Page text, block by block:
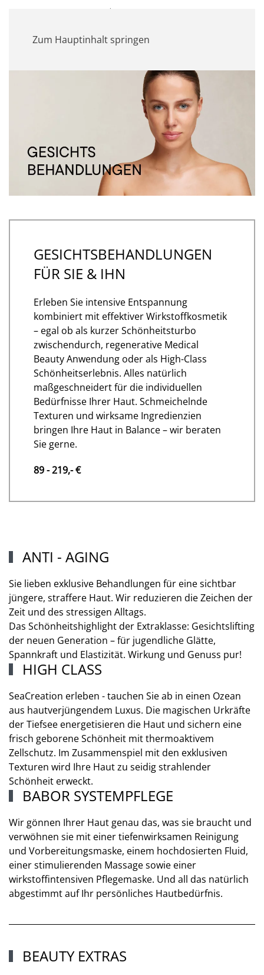
Zum Hauptinhalt springen
GESICHTSBEHANDLUNGEN
FÜR SIE & IHN
Erleben Sie intensive Entspannung
kombiniert mit effektiver Wirkstoffkosmetik
– egal ob als kurzer Schönheitsturbo
zwischendurch, regenerative Medical
Beauty Anwendung oder als High-Class
Schönheitserlebnis. Alles natürlich
maßgeschneidert für die individuellen
Bedürfnisse Ihrer Haut. Schmeichelnde
Texturen und wirksame Ingredienzien
bringen Ihre Haut in Balance – wir beraten
Sie gerne.
89 - 219,- €
ANTI - AGING
Sie lieben exklusive Behandlungen für eine sichtbar
jüngere, straffere Haut. Wir reduzieren die Zeichen der
Zeit und des stressigen Alltags.
Das Schönheitshighlight der Extraklasse: Gesichtslifting
der neuen Generation – für jugendliche Glätte,
Spannkraft und Elastizität. Wirkung und Genuss pur!
HIGH CLASS
SeaCreation erleben - tauchen Sie ab in einen Ozean
aus hautverjüngendem Luxus. Die magischen Urkräfte
der Tiefsee energetisieren die Haut und sichern eine
frisch geborene Schönheit mit thermoaktivem
Zellschutz. Im Zusammenspiel mit den exklusiven
Texturen wird Ihre Haut zu seidig strahlender
Schönheit erweckt.
BABOR SYSTEMPFLEGE
Wir gönnen Ihrer Haut genau das, was sie braucht und
verwöhnen sie mit einer tiefenwirksamen Reinigung
und Vorbereitungsmaske, einem hochdosierten Fluid,
einer stimulierenden Massage sowie einer
wirkstoffintensiven Pflegemaske. Und all das natürlich
abgestimmt auf Ihr persönliches Hautbedürfnis.
BEAUTY EXTRAS